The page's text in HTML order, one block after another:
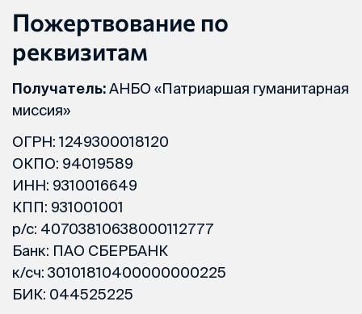
Пожертвование по
реквизитам
Получатель:АНБО «Патриаршая гуманитарная
миссия»
ОГРН: 1249300018120
ОКПО: 94019589
ИНН: 9310016649
КПП: 931001001
р/с: 40703810638000112777
Банк: ПАО СБЕРБАНК
к/сч: 30101810400000000225
БИК: 044525225